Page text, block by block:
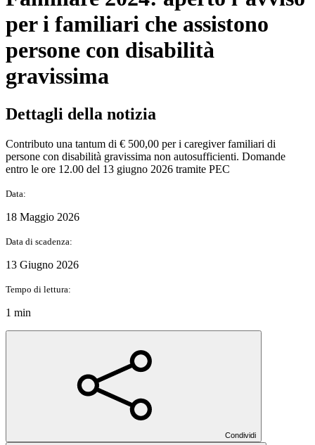
per i familiari che assistono
persone con disabilità
gravissima
Dettagli della notizia
Contributo una tantum di € 500,00 per i caregiver familiari di
persone con disabilità gravissima non autosufficienti. Domande
entro le ore 12.00 del 13 giugno 2026 tramite PEC
Data:
18 Maggio 2026
Data di scadenza:
13 Giugno 2026
Tempo di lettura:
1 min
Condividi